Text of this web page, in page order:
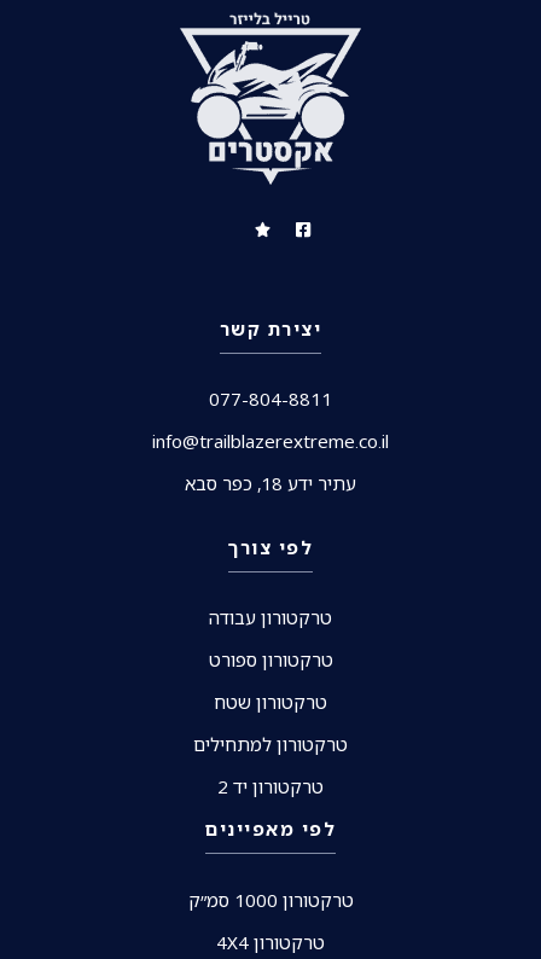
יצירת קשר
077-804-8811
info@trailblazerextreme.co.il
עתיר ידע 18, כפר סבא
לפי צורך
טרקטורון עבודה
טרקטורון ספורט
טרקטורון שטח
טרקטורון למתחילים
טרקטורון יד 2
לפי מאפיינים
טרקטורון 1000 סמ״ק
טרקטורון 4X4